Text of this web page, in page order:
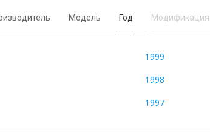
Модель Год Модификация
1999
1998
1997